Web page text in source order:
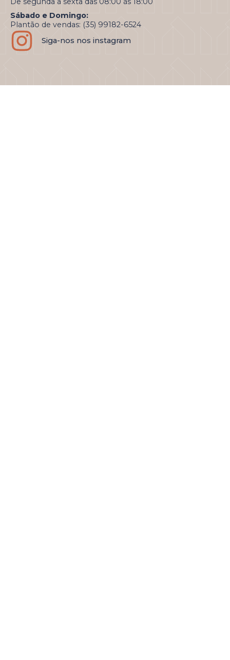
Sábado e Domingo:
Plantão de vendas: (35) 99182-6524
Siga-nos nos instagram